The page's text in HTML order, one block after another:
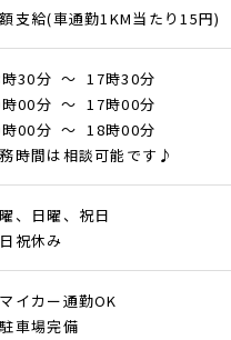
支給(車通勤1KM当たり15円)
30分 ～ 17時30分
00分 ～ 17時00分
00分 ～ 18時00分
時間は相談可能です♪
、日曜、祝日
祝休み
イカー通勤OK
車場完備